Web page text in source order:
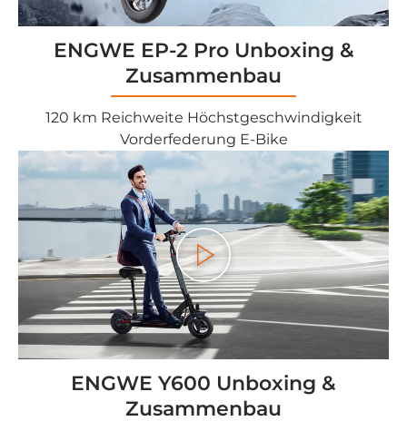
ENGWE EP-2 Pro Unboxing &
Zusammenbau
120 km Reichweite Höchstgeschwindigkeit
Vorderfederung E-Bike
<tc>Gioco</tc>
ENGWE Y600 Unboxing &
Zusammenbau